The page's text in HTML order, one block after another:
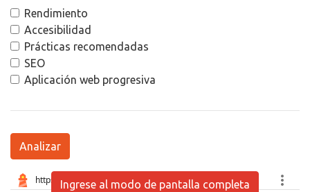
Rendimiento
Accesibilidad
Prácticas recomendadas
SEO
Aplicación web progresiva
Analizar
Ingrese al modo de pantalla completa